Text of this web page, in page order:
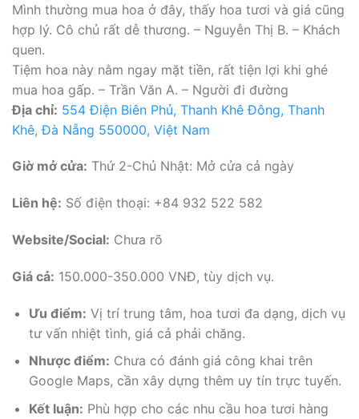
Mình thường mua hoa ở đây, thấy hoa tươi và giá cũng
hợp lý. Cô chủ rất dễ thương. – Nguyễn Thị B. – Khách
quen.
Tiệm hoa này nằm ngay mặt tiền, rất tiện lợi khi ghé
mua hoa gấp. – Trần Văn A. – Người đi đường
Địa chỉ: 554 Điện Biên Phủ, Thanh Khê Đông, Thanh
Khê, Đà Nẵng 550000, Việt Nam
Giờ mở cửa: Thứ 2-Chủ Nhật: Mở cửa cả ngày
Liên hệ: Số điện thoại: +84 932 522 582
Website/Social: Chưa rõ
Giá cả: 150.000-350.000 VNĐ, tùy dịch vụ.
Ưu điểm: Vị trí trung tâm, hoa tươi đa dạng, dịch vụ
tư vấn nhiệt tình, giá cả phải chăng.
Nhược điểm: Chưa có đánh giá công khai trên
Google Maps, cần xây dựng thêm uy tín trực tuyến.
Kết luận: Phù hợp cho các nhu cầu hoa tươi hàng